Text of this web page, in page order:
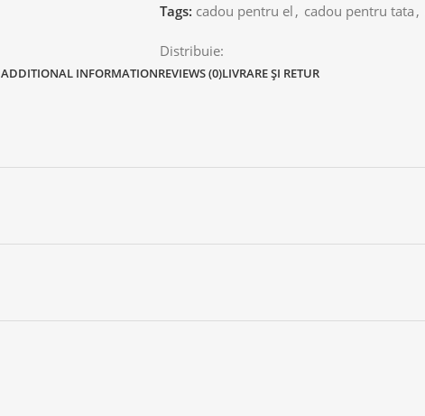
Tags: cadou pentru el , cadou pentru tata ,
Distribuie:
ADDITIONAL INFORMATIONREVIEWS (0)LIVRARE ȘI RETUR